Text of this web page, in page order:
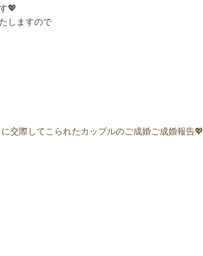
💖
しますので
交際してこられたカップルのご成婚ご成婚報告💖